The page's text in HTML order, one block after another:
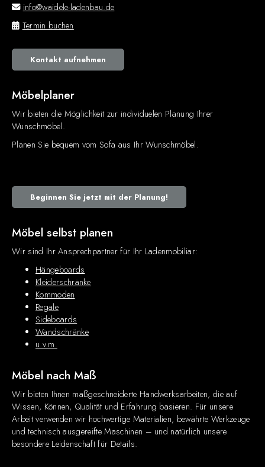
info@waidele-ladenbau.de
Termin buchen
Kontakt aufnehmen
Möbelplaner
Wir bieten die Möglichkeit zur individuelen Planung Ihrer
Wunschmöbel.
Planen Sie bequem vom Sofa aus Ihr Wunschmöbel.
Beginnen Sie jetzt mit der Planung!
Möbel selbst planen
Wir sind Ihr Ansprechpartner für Ihr Ladenmobiliar:
Hängeboards
Kleiderschränke
Kommoden
Regale
Sideboards
Wandschränke
u.v.m.
Möbel nach Maß
Wir bieten Ihnen maßgeschneiderte Handwerksarbeiten, die auf
Wissen, Können, Qualität und Erfahrung basieren. Für unsere
Arbeit verwenden wir hochwertige Materialien, bewährte Werkzeuge
und technisch ausgereifte Maschinen – und natürlich unsere
besondere Leidenschaft für Details.